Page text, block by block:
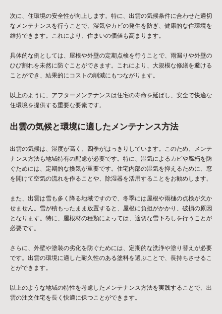
次に、住環境の安全性が向上します。特に、出雲の気候条件に合わせた適切
なメンテナンスを行うことで、湿気やカビの発生を防ぎ、健康的な住環境を
維持できます。これにより、住まいの価値も高まります。
具体的な例としては、屋根や外壁の定期点検を行うことで、雨漏りや外壁の
ひび割れを未然に防ぐことができます。これにより、大規模な修繕を避ける
ことができ、結果的にコストの削減にもつながります。
以上のように、アフターメンテナンスは住宅の寿命を延ばし、安全で快適な
住環境を提供する重要な要素です。
出雲の気候と環境に適したメンテナンス方法
出雲の気候は、湿度が高く、四季がはっきりしています。このため、メンテ
ナンス方法も地域特有の配慮が必要です。特に、湿気によるカビや腐朽を防
ぐためには、定期的な換気が重要です。住宅内部の湿気を抑えるために、窓
を開けて空気の流れを作ることや、除湿器を活用することをお勧めします。
また、出雲は雪も多く降る地域ですので、冬季には屋根や雨樋の点検が欠か
せません。雪が積もったまま放置すると、屋根に負担がかかり、破損の原因
となります。特に、屋根材の種類によっては、適切な雪下ろしを行うことが
必要です。
さらに、外壁や塗装の劣化を防ぐためには、定期的な洗浄や塗り替えが必要
です。出雲の環境に適した耐久性のある塗料を選ぶことで、長持ちさせるこ
とができます。
以上のような地域の特性を考慮したメンテナンス方法を実践することで、出
雲の注文住宅を長く快適に保つことができます。